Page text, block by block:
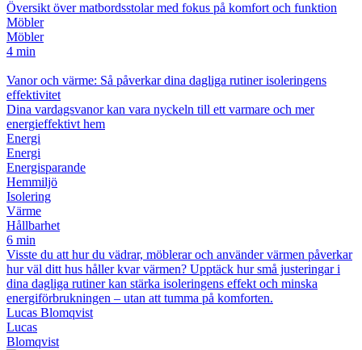
Översikt över matbordsstolar med fokus på komfort och funktion
Möbler
Möbler
4 min
Vanor och värme: Så påverkar dina dagliga rutiner isoleringens
effektivitet
Dina vardagsvanor kan vara nyckeln till ett varmare och mer
energieffektivt hem
Energi
Energi
Energisparande
Hemmiljö
Isolering
Värme
Hållbarhet
6 min
Visste du att hur du vädrar, möblerar och använder värmen påverkar
hur väl ditt hus håller kvar värmen? Upptäck hur små justeringar i
dina dagliga rutiner kan stärka isoleringens effekt och minska
energiförbrukningen – utan att tumma på komforten.
Lucas Blomqvist
Lucas
Blomqvist